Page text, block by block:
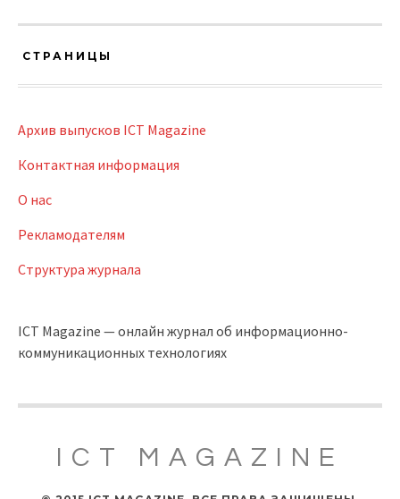
СТРАНИЦЫ
Архив выпусков ICT Magazine
Контактная информация
О нас
Рекламодателям
Структура журнала
ICT Magazine — онлайн журнал об информационно-
коммуникационных технологиях
ICT MAGAZINE